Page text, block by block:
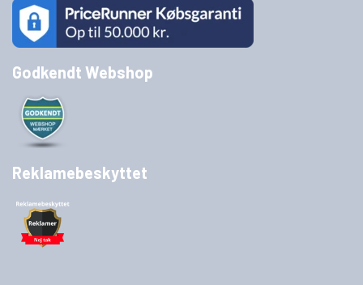
Godkendt Webshop
Reklamebeskyttet